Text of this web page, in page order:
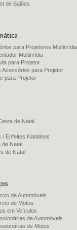
de Balões
para Projetores Multimídia
Multimídia
para Projetor
Acessórios para Projetor
para Projetor
de Natal
/ Enfeites Natalinos
de Natal
de Natal
de Automóveis
de Motos
em Veículos
de Automóveis
de Motos